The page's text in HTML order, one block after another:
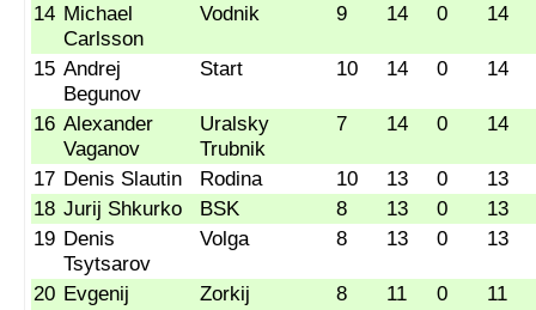
14 Michael
Carlsson
Vodnik 9 14 0 14
15 Andrej
Begunov
Start 10 14 0 14
16 Alexander
Vaganov
Uralsky
Trubnik
7 14 0 14
17 Denis Slautin Rodina 10 13 0
13
18 Jurij Shkurko BSK 8 13 0
13
19 Denis
Tsytsarov
Volga 8 13 0 13
20 Evgenij
Zorkij 8 11 0 11